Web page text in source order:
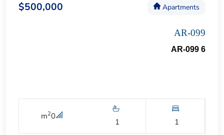
Apartments
$500,000
AR-099
AR-099 6
1
1
0
m2